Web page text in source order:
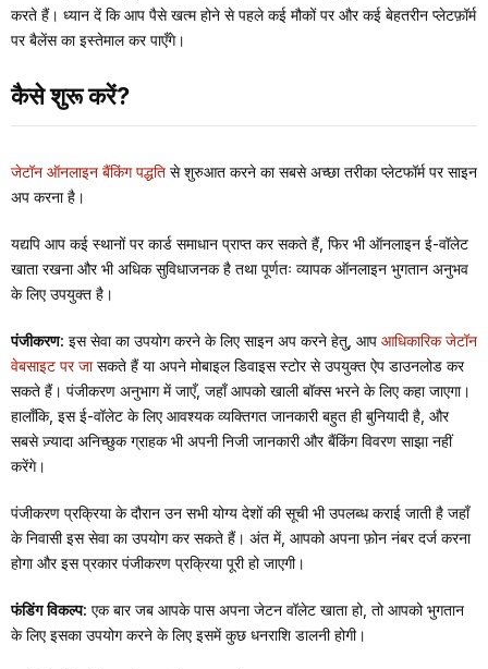
करते हैं। ध्यान दें कि आप पैसे खत्म होने से पहले कई मौकों पर और कई बेहतरीन प्लेटफ़ॉर्म
पर बैलेंस का इस्तेमाल कर पाएँगे।
कैसे शुरू करें?
जेटॉन ऑनलाइन बैंकिंग पद्धति से शुरुआत करने का सबसे अच्छा तरीका प्लेटफॉर्म पर साइन
अप करना है।
यद्यपि आप कई स्थानों पर कार्ड समाधान प्राप्त कर सकते हैं, फिर भी ऑनलाइन ई-वॉलेट
खाता रखना और भी अधिक सुविधाजनक है तथा पूर्णतः व्यापक ऑनलाइन भुगतान अनुभव
के लिए उपयुक्त है।
पंजीकरण: इस सेवा का उपयोग करने के लिए साइन अप करने हेतु, आप आधिकारिक जेटॉन
वेबसाइट पर जासकते हैं या अपने मोबाइल डिवाइस स्टोर से उपयुक्त ऐप डाउनलोड कर
सकते हैं। पंजीकरण अनुभाग में जाएँ, जहाँ आपको खाली बॉक्स भरने के लिए कहा जाएगा।
हालाँकि, इस ई-वॉलेट के लिए आवश्यक व्यक्तिगत जानकारी बहुत ही बुनियादी है, और
सबसे ज़्यादा अनिच्छुक ग्राहक भी अपनी निजी जानकारी और बैंकिंग विवरण साझा नहीं
करेंगे।
पंजीकरण प्रक्रिया के दौरान उन सभी योग्य देशों की सूची भी उपलब्ध कराई जाती है जहाँ
के निवासी इस सेवा का उपयोग कर सकते हैं। अंत में, आपको अपना फ़ोन नंबर दर्ज करना
होगा और इस प्रकार पंजीकरण प्रक्रिया पूरी हो जाएगी।
फंडिंग विकल्प: एक बार जब आपके पास अपना जेटन वॉलेट खाता हो, तो आपको भुगतान
के लिए इसका उपयोग करने के लिए इसमें कुछ धनराशि डालनी होगी।